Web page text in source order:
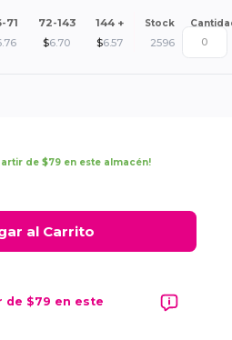
71 72-143 144 + Stock
$6.70 $6.57 2596
de $79 en este almacén!
al Carrito
de $79 en este